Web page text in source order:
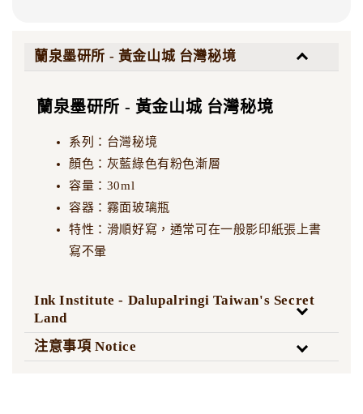
蘭泉墨研所 - 黃金山城 台灣秘境
蘭泉墨研所 - 黃金山城 台灣秘境
系列：台灣秘境
顏色：灰藍綠色有粉色漸層
容量：30ml
容器：霧面玻璃瓶
特性：滑順好寫，通常可在一般影印紙張上書
寫不暈
Ink Institute - Dalupalringi Taiwan's Secret
Land
注意事項 Notice